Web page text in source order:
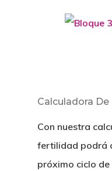
Calculadora
Con nuestra
fertilidad podrá
próximo ciclo